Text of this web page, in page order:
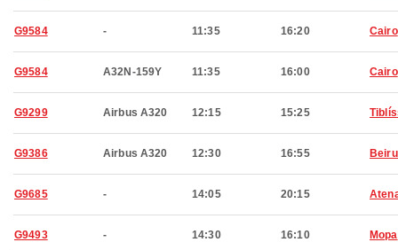
G9584 - 11:35 16:20 Cairo
G9584 A32N-159Y 11:35 16:00 Cairo
G9299 Airbus A320 12:15 15:25
G9386 Airbus A320 12:30 16:55
G9685 - 14:05 20:15
G9493 - 14:30 16:10 Mopa